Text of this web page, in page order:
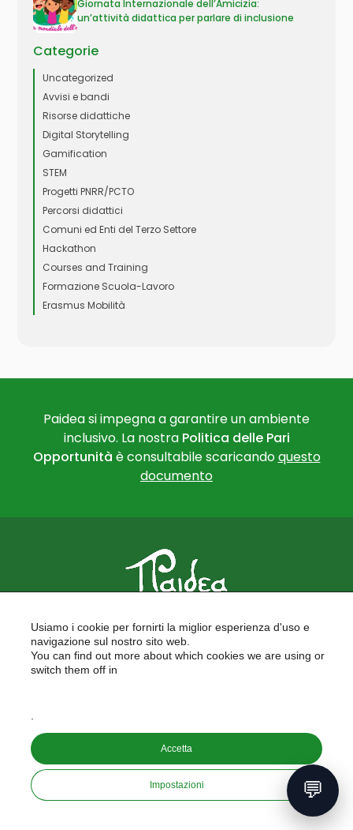
Giornata Internazionale dell’Amicizia:
un’attività didattica per parlare di inclusione
Categorie
Uncategorized
Avvisi e bandi
Risorse didattiche
Digital Storytelling
Gamification
STEM
Progetti PNRR/PCTO
Percorsi didattici
Comuni ed Enti del Terzo Settore
Hackathon
Courses and Training
Formazione Scuola-Lavoro
Erasmus Mobilità
Paidea si impegna a garantire un ambiente
inclusivo. La nostra Politica delle Pari
Opportunità è consultabile scaricandoquesto
documento
FORMAZIONE PER LE SCUOLE
FORMAZIONE PROFESSIONALE
PROGETTI EUROPEI
Copyright © 2026
Riproduzione Vietata
Informativa sulla privacy
💬
Usiamo i cookie per fornirti la miglior esperienza d'uso e
navigazione sul nostro sito web.
You can find out more about which cookies we are using or
switch them off in
Accetta
Impostazioni